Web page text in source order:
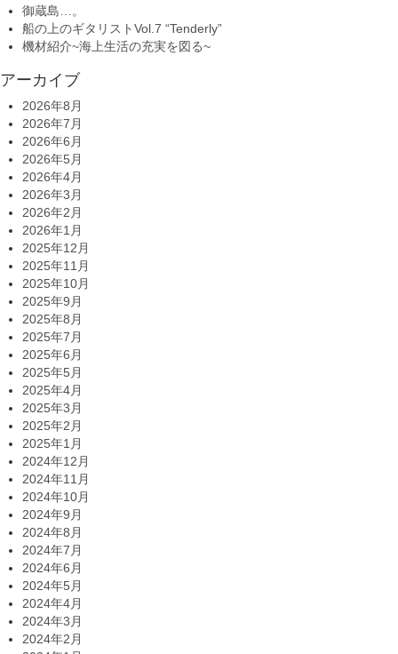
御蔵島…。
船の上のギタリストVol.7 “Tenderly”
機材紹介~海上生活の充実を図る~
アーカイブ
2026年8月
2026年7月
2026年6月
2026年5月
2026年4月
2026年3月
2026年2月
2026年1月
2025年12月
2025年11月
2025年10月
2025年9月
2025年8月
2025年7月
2025年6月
2025年5月
2025年4月
2025年3月
2025年2月
2025年1月
2024年12月
2024年11月
2024年10月
2024年9月
2024年8月
2024年7月
2024年6月
2024年5月
2024年4月
2024年3月
2024年2月